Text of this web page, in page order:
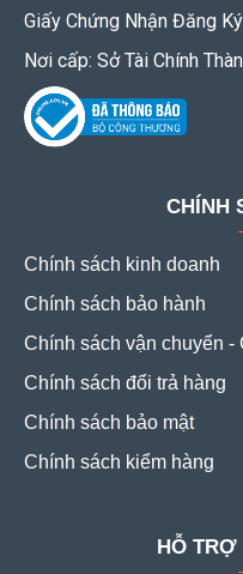
Giấy Chứng Nhận Đăng
Nơi cấp: Sở Tài Chính
CHÍNH
Chính sách kinh doanh
Chính sách bảo hành
Chính sách vận chuyển -
Chính sách đổi trả hàng
Chính sách bảo mật
Chính sách kiểm hàng
HỖ